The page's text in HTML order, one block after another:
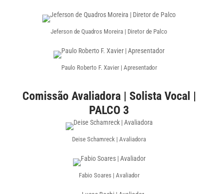
Jeferson de Quadros Moreira | Diretor de Palco
Paulo Roberto F. Xavier | Apresentador
Comissão Avaliadora | Solista Vocal |
PALCO 3
Deise Schamreck | Avaliadora
Fabio Soares | Avaliador